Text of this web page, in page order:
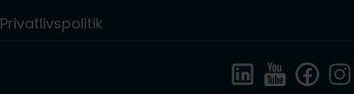
Privatlivspolitik